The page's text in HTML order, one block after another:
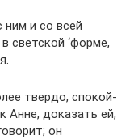
ним и со всей
светской ‘форме,
твердо, спокой­
Анне, доказать ей,
он